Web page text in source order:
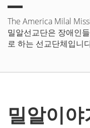
The America Milal
밀알선교단은 장애인
로 하는 선교단체입니
밀알이야